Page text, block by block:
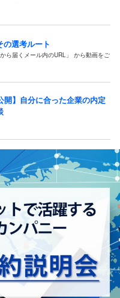
選考ルート
ら届くメール内のURL」 から動画をご
開】自分に合った企業の内定